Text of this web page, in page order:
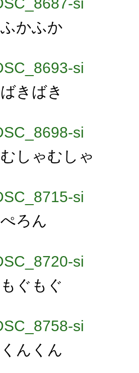
ふかふか
ばきばき
むしゃむしゃ
ぺろん
もぐもぐ
くんくん